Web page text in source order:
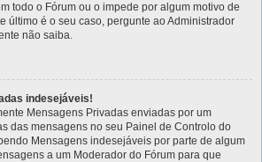
todo o Fórum ou o impede por algum motivo de
último é o seu caso, pergunte ao Administrador
não saiba.
indesejáveis!
Mensagens Privadas enviadas por um
das mensagens no seu Painel de Controlo do
Mensagens indesejáveis por parte de algum
a um Moderador do Fórum para que